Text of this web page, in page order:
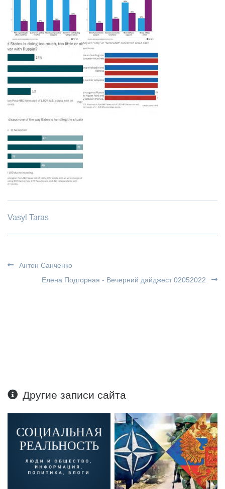
Vasyl Taras
Антон Санченко
Елена Подгорная - Вечерний дайджест 02052022
Другие записи сайта